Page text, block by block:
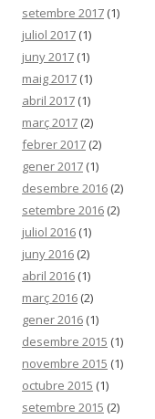
setembre 2017 (1)
juliol 2017 (1)
juny 2017 (1)
maig 2017 (1)
abril 2017 (1)
març 2017 (2)
febrer 2017 (2)
gener 2017 (1)
desembre 2016 (2)
setembre 2016 (2)
juliol 2016 (1)
juny 2016 (2)
abril 2016 (1)
març 2016 (2)
gener 2016 (1)
desembre 2015 (1)
novembre 2015 (1)
octubre 2015 (1)
setembre 2015 (2)